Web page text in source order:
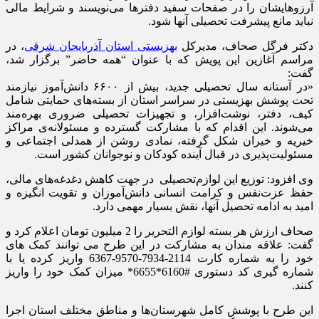
آرزوهایشان را در صفحات سفید دفترها می‌نویسند و شرایط مالی
نباید مانع پیشرفت تحصیلی آنها شود.
دکتر فرگل صحاف، مدیرکل بهزیستی استان آذربایجان شرقی، در
مراسم آغازین این پویش که با عنوان “همه حاضر” برگزار شد،
گفت:
«در آستانه سال تحصیلی جدید، بیش از ۶۶۰۰ دانش‌آموز نیازمند
تحت پوشش بهزیستی در سراسر استان از بسته‌های حمایتی شامل
کیف، دفتر، نوشت‌افزار، و تجهیزات تحصیلی ضروری بهره‌مند
می‌شوند. این اقدام که با مشارکت گسترده و مسئولانه‌ی مراکز
خیریه و خیران شکل گرفته، نمادی روشن از همدلی اجتماعی و
مسئولیت‌پذیری در قبال آینده کودکان و نوجوانان کشور است.
وی افزود: توزیع این لوازم‌تحصیلی در جهت کاهش دغدغه‌های مالی،
حفظ عزت‌نفس و کرامت انسانی دانش‌آموزان و تقویت انگیزه و
امید به ادامه تحصیل آنها، نقش بسیار مهمی دارد.
صحاف ارزش هر بسته لوازم التحریر را 2 میلیون تومان اعلام کرد و
گفت: علاقه مندان به مشارکت در این طرح می توانند کمک های
خود را به شماره کارت 2114-7934-9570-6367 واریز کرده یا با
شماره گیری کد دستوری #6160*6655* میزان کمک خود را واریز
کنند.
این طرح با پوشش کامل شهرستان‌ها و مناطق مختلف استان اجرا